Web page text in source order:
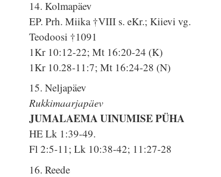
14. Kolmapäev
EP. Prh. Miika †VIII s. eKr.; Kiievi vg.
Teodoosi †1091
1Kr 10:12-22; Mt 16:20-24 (K)
1Kr 10.28-11:7; Mt 16:24-28 (N)
15. Neljapäev
Rukkimaarjapäev
JUMALAEMA UINUMISE PÜHA
HE Lk 1:39-49.
Fl 2:5-11; Lk 10:38-42; 11:27-28
16. Reede